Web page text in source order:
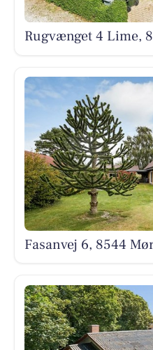
Rugvænget 4 Lime,
Fasanvej 6, 8544